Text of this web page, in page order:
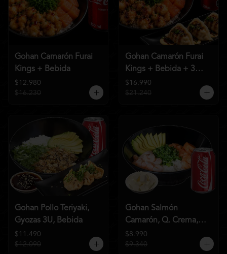
Gohan Camarón Furai
Kings + Bebida
$12.980
$16.230
Gohan Camarón Furai
Kings + Bebida + 3
Unid de Gyozas Nikkei
$16.990
$21.240
Gohan Pollo Teriyaki,
Gyozas 3U, Bebida
$11.490
$12.090
Gohan Salmón
Camarón, Q. Crema,
Bebida
$8.990
$9.340